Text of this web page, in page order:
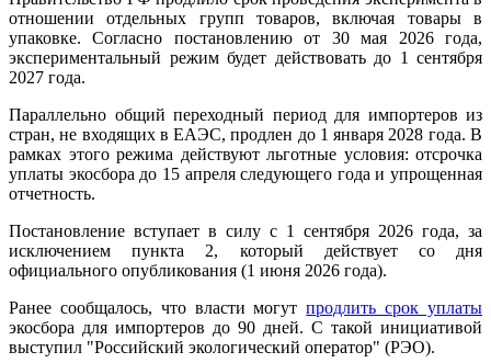
отношении отдельных групп товаров, включая товары в
упаковке. Согласно постановлению от 30 мая 2026 года,
экспериментальный режим будет действовать до 1 сентября
2027 года.
Параллельно общий переходный период для импортеров из
стран, не входящих в ЕАЭС, продлен до 1 января 2028 года. В
рамках этого режима действуют льготные условия: отсрочка
уплаты экосбора до 15 апреля следующего года и упрощенная
отчетность.
Постановление вступает в силу с 1 сентября 2026 года, за
исключением пункта 2, который действует со дня
официального опубликования (1 июня 2026 года).
Ранее сообщалось, что власти могутпродлить срок уплаты
экосбора для импортеров до 90 дней. С такой инициативой
выступил "Российский экологический оператор" (РЭО).